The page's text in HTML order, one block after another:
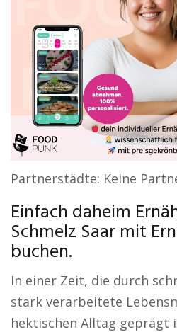
Partnerstädte: Keine
Einfach daheim
Schmelz Saar mit
buchen.
In einer Zeit, die durch
stark verarbeitete
hektischen Alltag geprägt